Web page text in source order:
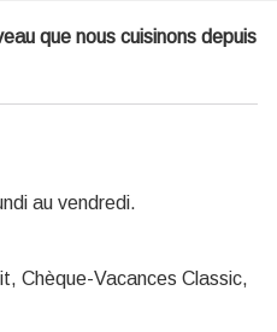
que nous cuisinons depuis
au vendredi.
Chèque-Vacances Classic,